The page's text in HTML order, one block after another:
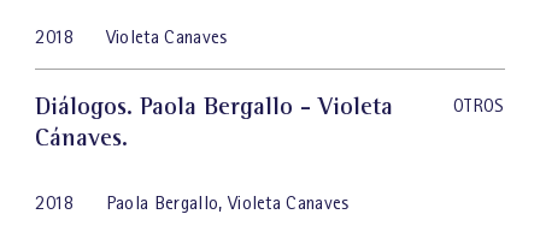
2018 Violeta Canaves
Diálogos. Paola Bergallo - Violeta
Cánaves.
OTROS
2018 Paola Bergallo, Violeta Canaves